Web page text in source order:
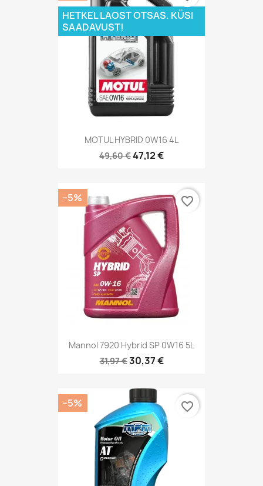
MOTUL HYBRID 0W16 4L
49,60 €47,12 €
HETKEL LAOST OTSAS. KÜSI
SAADAVUST!
Mannol 7920 Hybrid SP 0W16 5L
31,97 €30,37 €
−5% favorite_border
−5% favorite_border